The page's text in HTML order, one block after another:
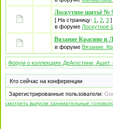
Лоскутное шитьё №
[ На страницу: 1 2 3 ]
в форуме Лоскутное
Вязание Красиво и
в форуме Вязание.
Форум о коллекциях ДеАгостини, Ашет,
Кто сейчас на конференции
Зарегистрированные пользователи:
смотреть выпуски занимательные